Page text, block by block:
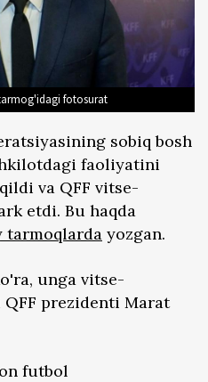
fotosurat
sobiq bosh
faoliyatini
va QFF vitse-
etdi. Bu haqda
yozgan.
unga vitse-
prezidenti Marat
futbol